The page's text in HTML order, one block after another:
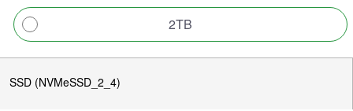
2TB
SSD (NVMeSSD_2_4)